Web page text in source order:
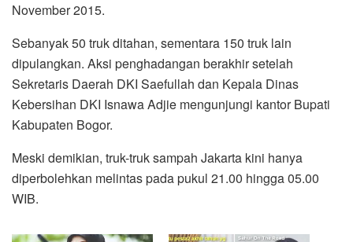
November 2015.
Sebanyak 50 truk ditahan, sementara 150 truk lain
dipulangkan. Aksi penghadangan berakhir setelah
Sekretaris Daerah DKI Saefullah dan Kepala Dinas
Kebersihan DKI Isnawa Adjie mengunjungi kantor Bupati
Kabupaten Bogor.
Meski demikian, truk-truk sampah Jakarta kini hanya
diperbolehkan melintas pada pukul 21.00 hingga 05.00
WIB.